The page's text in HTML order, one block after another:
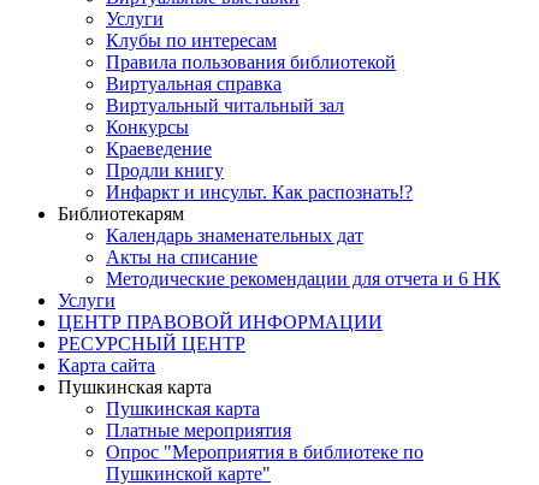
Услуги
Клубы по интересам
Правила пользования библиотекой
Виртуальная справка
Виртуальный читальный зал
Конкурсы
Краеведение
Продли книгу
Инфаркт и инсульт. Как распознать!?
Библиотекарям
Календарь знаменательных дат
Акты на списание
Методические рекомендации для отчета и 6 НК
Услуги
ЦЕНТР ПРАВОВОЙ ИНФОРМАЦИИ
РЕСУРСНЫЙ ЦЕНТР
Карта сайта
Пушкинская карта
Пушкинская карта
Платные мероприятия
Опрос "Мероприятия в библиотеке по
Пушкинской карте"